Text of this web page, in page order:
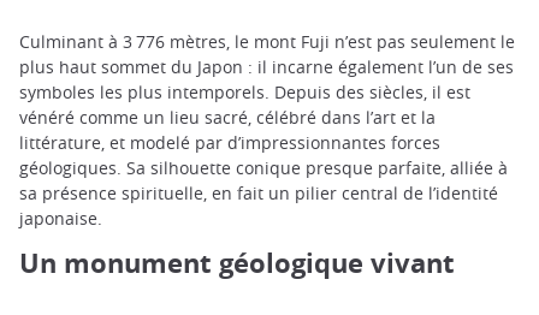
Culminant à 3 776 mètres, le mont Fuji n’est pas seulement le
plus haut sommet du Japon : il incarne également l’un de ses
symboles les plus intemporels. Depuis des siècles, il est
vénéré comme un lieu sacré, célébré dans l’art et la
littérature, et modelé par d’impressionnantes forces
géologiques. Sa silhouette conique presque parfaite, alliée à
sa présence spirituelle, en fait un pilier central de l’identité
japonaise.
Un monument géologique vivant